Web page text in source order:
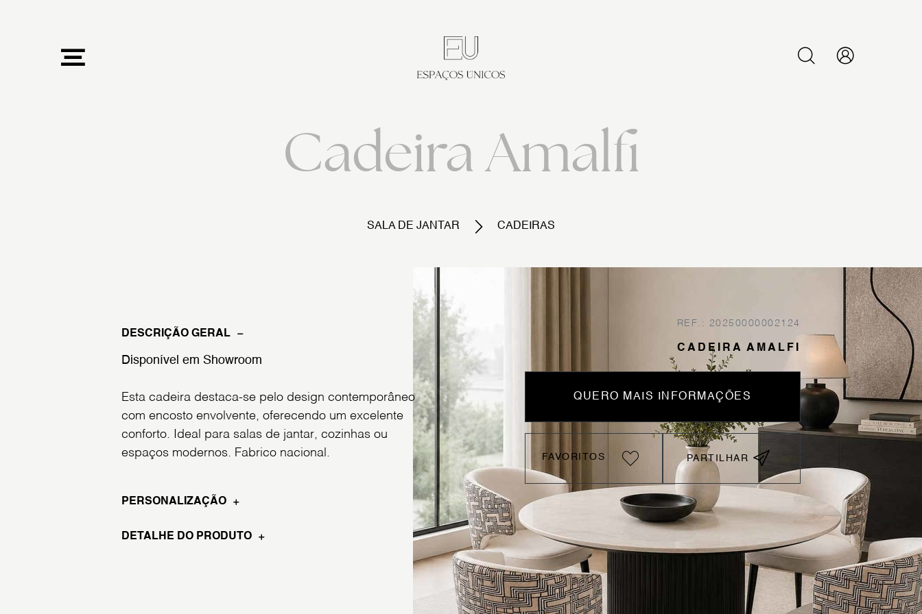
Cadeira Amalfi
SALA DE JANTAR CADEIRAS
DESCRIÇÃO GERAL
Disponível em Showroom
Esta cadeira destaca-se pelo design contemporâneo
com encosto envolvente, oferecendo um excelente
conforto. Ideal para salas de jantar, cozinhas ou
espaços modernos. Fabrico nacional.
PERSONALIZAÇÃO
DETALHE DO PRODUTO
REF.: 20250000002124
CADEIRA AMALFI
QUERO MAIS INFORMAÇÕES
FAVORITOS PARTILHAR